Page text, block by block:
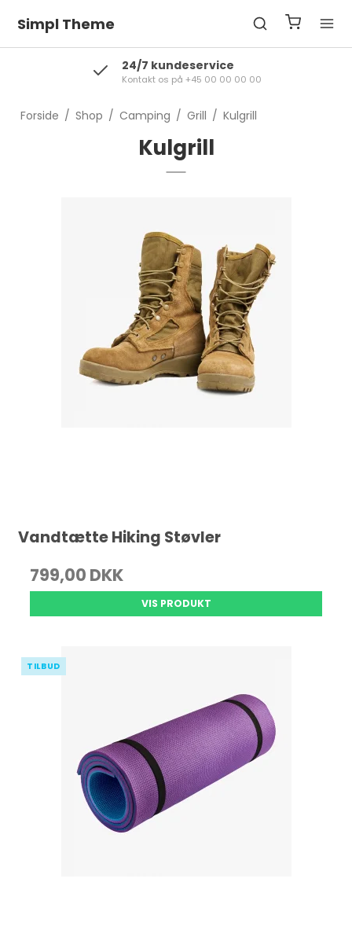
Simpl Theme
24/7 kundeservice
Kontakt os på +45 00 00 00 00
Forside / Shop / Camping / Grill / Kulgrill
Kulgrill
Vandtætte Hiking Støvler
799,00 DKK
VIS PRODUKT
TILBUD